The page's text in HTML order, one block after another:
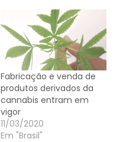
Fabricação e venda de
produtos derivados da
cannabis entram em
vigor
11/03/2020
Em "Brasil"